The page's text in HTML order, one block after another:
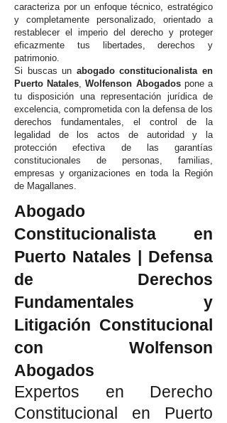
caracteriza por un enfoque técnico, estratégico
y completamente personalizado, orientado a
restablecer el imperio del derecho y proteger
eficazmente tus libertades, derechos y
patrimonio.
Si buscas un abogado constitucionalista en
Puerto Natales,Wolfenson Abogadospone a
tu disposición una representación jurídica de
excelencia, comprometida con la defensa de los
derechos fundamentales, el control de la
legalidad de los actos de autoridad y la
protección efectiva de las garantías
constitucionales de personas, familias,
empresas y organizaciones en toda la Región
de Magallanes.
Abogado
Constitucionalista en
Puerto Natales | Defensa
de Derechos
Fundamentales y
Litigación Constitucional
con Wolfenson
Abogados
Expertos en Derecho
Constitucional en Puerto